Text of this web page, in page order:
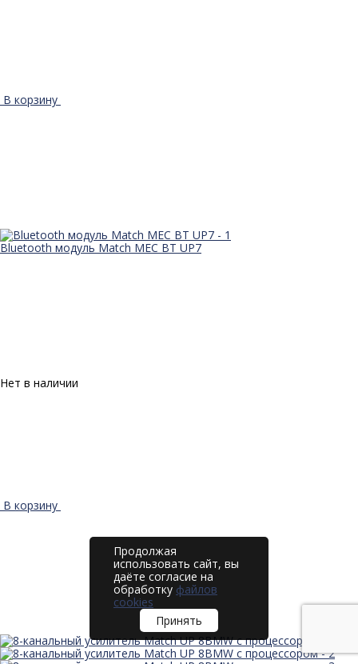
В корзину
Bluetooth модуль Match MEC BT UP7
Нет в наличии
В корзину
Продолжая
использовать сайт, вы
даёте согласие на
обработку файлов
cookies
Принять